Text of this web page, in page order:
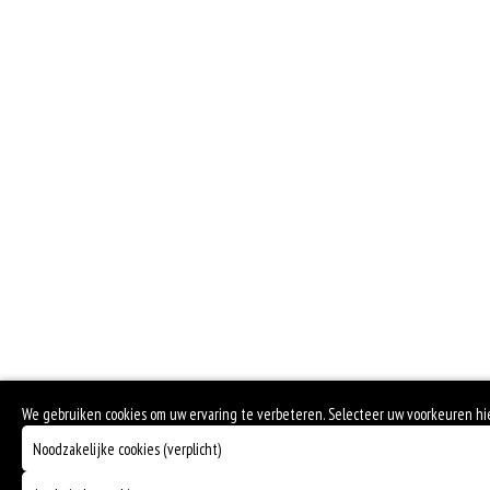
We gebruiken cookies om uw ervaring te verbeteren. Selecteer uw voorkeuren
Noodzakelijke cookies (verplicht)